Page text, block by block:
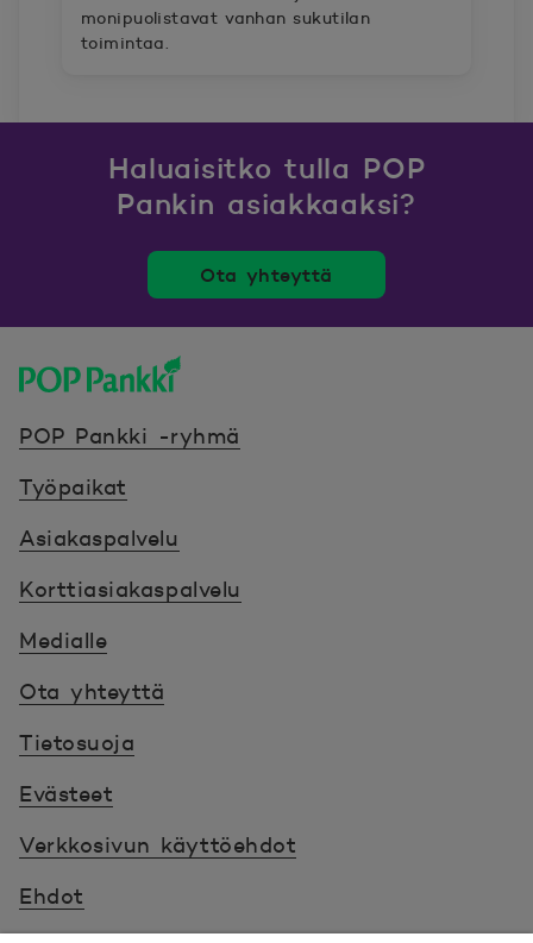
monipuolistavat vanhan sukutilan
toimintaa.
Haluaisitko tulla POP
Pankin asiakkaaksi?
Ota yhteyttä
POP Pankki -ryhmä
Työpaikat
Asiakaspalvelu
Korttiasiakaspalvelu
Medialle
Ota yhteyttä
Tietosuoja
Evästeet
Verkkosivun käyttöehdot
Ehdot